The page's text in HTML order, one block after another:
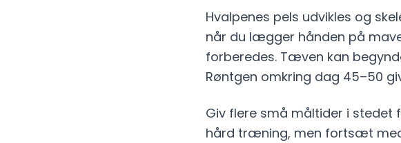
Hvalpenes pels udvikles og
når du lægger hånden på
forberedes. Tæven kan
Røntgen omkring dag 45–50
Giv flere små måltider i
hård træning, men fortsæt